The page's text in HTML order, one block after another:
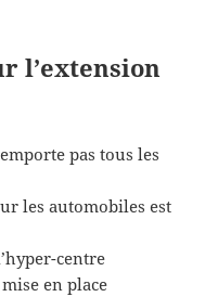
l’extension
pas tous les
les automobiles est
centre
en place